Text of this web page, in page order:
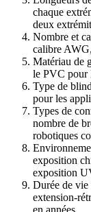
chaque
deux
Nombre et
calibre
Matériau de
le PVC pour
Type de
pour les
Types de
nombre de
robotiques
exposition
exposition
Durée de
extension-